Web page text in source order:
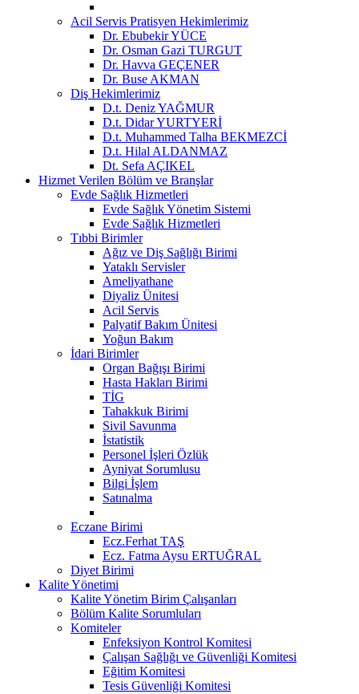
Acil Servis Pratisyen Hekimlerimiz
Dr. Ebubekir YÜCE
Dr. Osman Gazi TURGUT
Dr. Havva GEÇENER
Dr. Buse AKMAN
Diş Hekimlerimiz
D.t. Deniz YAĞMUR
D.t. Didar YURTYERİ
D.t. Muhammed Talha BEKMEZCİ
D.t. Hilal ALDANMAZ
Dt. Sefa AÇIKEL
Hizmet Verilen Bölüm ve Branşlar
Evde Sağlık Hizmetleri
Evde Sağlık Yönetim Sistemi
Evde Sağlık Hizmetleri
Tıbbi Birimler
Ağız ve Diş Sağlığı Birimi
Yataklı Servisler
Ameliyathane
Diyaliz Ünitesi
Acil Servis
Palyatif Bakım Ünitesi
Yoğun Bakım
İdari Birimler
Organ Bağışı Birimi
Hasta Hakları Birimi
TİG
Tahakkuk Birimi
Sivil Savunma
İstatistik
Personel İşleri Özlük
Ayniyat Sorumlusu
Bilgi İşlem
Satınalma
Eczane Birimi
Ecz.Ferhat TAŞ
Ecz. Fatma Aysu ERTUĞRAL
Diyet Birimi
Kalite Yönetimi
Kalite Yönetim Birim Çalışanları
Bölüm Kalite Sorumluları
Komiteler
Enfeksiyon Kontrol Komitesi
Çalışan Sağlığı ve Güvenliği Komitesi
Eğitim Komitesi
Tesis Güvenliği Komitesi